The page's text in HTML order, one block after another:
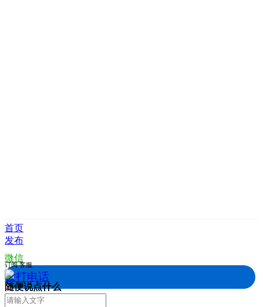
首页
发布
微信
拨打电话
订阅 客服
随便说点什么